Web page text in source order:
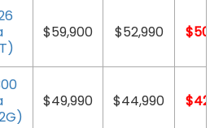
$59,900 $52,990
$49,990 $44,990